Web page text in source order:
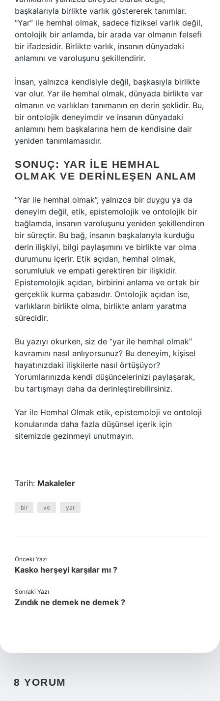
başkalarıyla birlikte varlık göstererek tanımlar.
“Yar” ile hemhal olmak, sadece fiziksel varlık değil,
ontolojik bir anlamda, bir arada var olmanın felsefi
bir ifadesidir. Birlikte varlık, insanın dünyadaki
anlamını ve varoluşunu şekillendirir.
İnsan, yalnızca kendisiyle değil, başkasıyla birlikte
var olur. Yar ile hemhal olmak, dünyada birlikte var
olmanın ve varlıkları tanımanın en derin şeklidir. Bu,
bir ontolojik deneyimdir ve insanın dünyadaki
anlamını hem başkalarına hem de kendisine dair
yeniden tanımlamasıdır.
SONUÇ: YAR ILE HEMHAL
OLMAK VE DERINLEŞEN ANLAM
“Yar ile hemhal olmak”, yalnızca bir duygu ya da
deneyim değil, etik, epistemolojik ve ontolojik bir
bağlamda, insanın varoluşunu yeniden şekillendiren
bir süreçtir. Bu bağ, insanın başkalarıyla kurduğu
derin ilişkiyi, bilgi paylaşımını ve birlikte var olma
durumunu içerir. Etik açıdan, hemhal olmak,
sorumluluk ve empati gerektiren bir ilişkidir.
Epistemolojik açıdan, birbirini anlama ve ortak bir
gerçeklik kurma çabasıdır. Ontolojik açıdan ise,
varlıkların birlikte olma, birlikte anlam yaratma
sürecidir.
Bu yazıyı okurken, siz de “yar ile hemhal olmak”
kavramını nasıl anlıyorsunuz? Bu deneyim, kişisel
hayatınızdaki ilişkilerle nasıl örtüşüyor?
Yorumlarınızda kendi düşüncelerinizi paylaşarak,
bu tartışmayı daha da derinleştirebilirsiniz.
Yar ile Hemhal Olmak etik, epistemoloji ve ontoloji
konularında daha fazla düşünsel içerik için
sitemizde gezinmeyi unutmayın.
Tarih: Makaleler
bir ve yar
Önceki Yazı
Kasko herşeyi karşılar mı ?
Sonraki Yazı
Zındık ne demek ne demek ?
8 YORUM